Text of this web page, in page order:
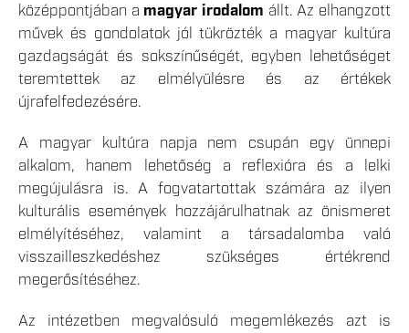
középpontjában a magyar irodalom állt. Az elhangzott
művek és gondolatok jól tükrözték a magyar kultúra
gazdagságát és sokszínűségét, egyben lehetőséget
teremtettek az elmélyülésre és az értékek
újrafelfedezésére.
A magyar kultúra napja nem csupán egy ünnepi
alkalom, hanem lehetőség a reflexióra és a lelki
megújulásra is. A fogvatartottak számára az ilyen
kulturális események hozzájárulhatnak az önismeret
elmélyítéséhez, valamint a társadalomba való
visszailleszkedéshez szükséges értékrend
megerősítéséhez.
Az intézetben megvalósuló megemlékezés azt is